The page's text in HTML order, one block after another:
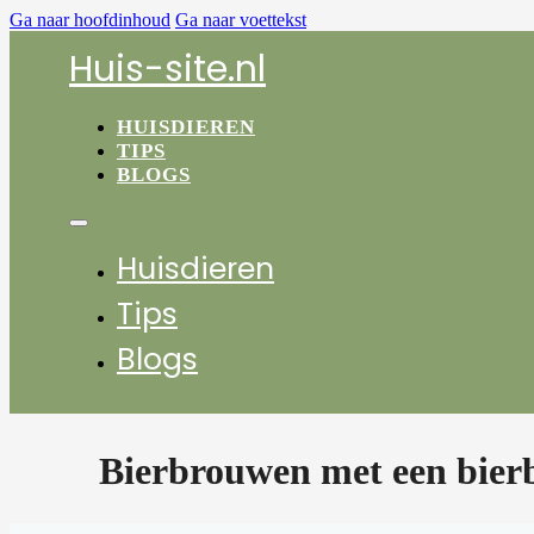
Ga naar hoofdinhoud Ga naar voettekst
Huis-site.nl
HUISDIEREN
TIPS
BLOGS
Huisdieren
Tips
Blogs
Bierbrouwen met een